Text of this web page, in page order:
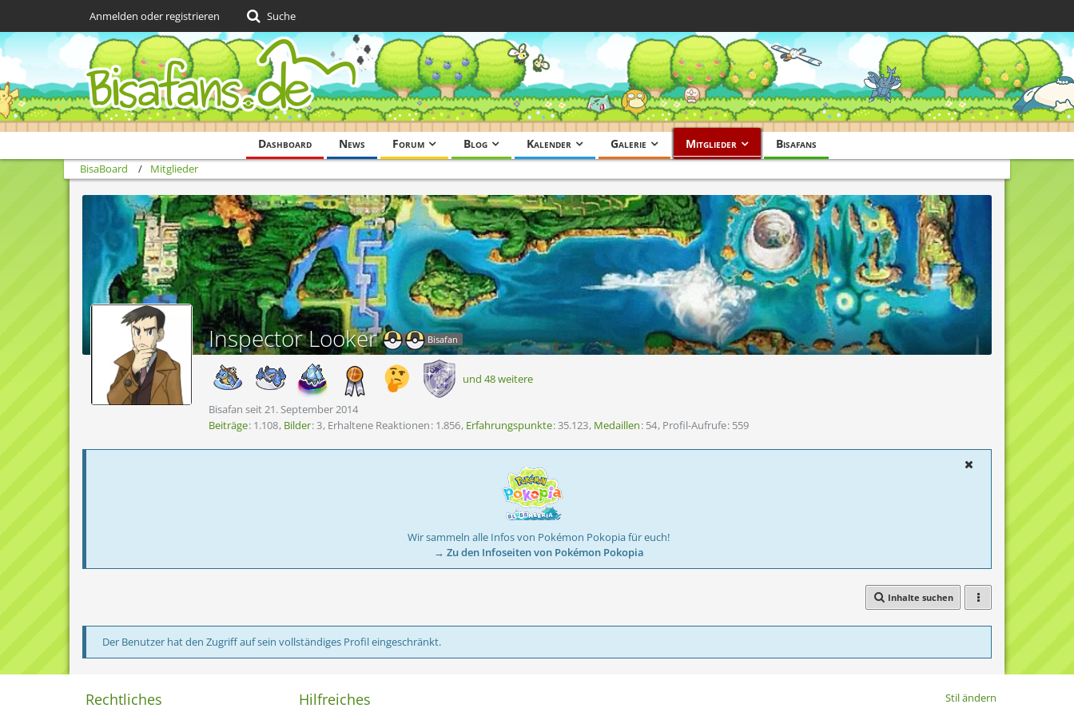
Dashboard News Forum Blog Kalender Galerie Mitglieder Bisafans
Anmelden oder registrieren Suche
BisaBoard Mitglieder
Inspector Looker Bisafan
und 48 weitere
Bisafan seit 21. September 2014
Beiträge 1.108 Bilder 3 Erhaltene Reaktionen 1.856 Erfahrungspunkte 35.123 Medaillen 54 Profil-Aufrufe 559
Wir sammeln alle Infos von Pokémon Pokopia für euch!
→ Zu den Infoseiten von Pokémon Pokopia
Inhalte suchen
Der Benutzer hat den Zugriff auf sein vollständiges Profil eingeschränkt.
Stil ändern
Rechtliches Hilfreiches